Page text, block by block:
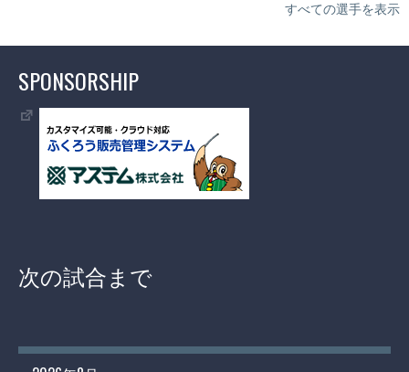
すべての選手を表示
SPONSORSHIP
次の試合まで